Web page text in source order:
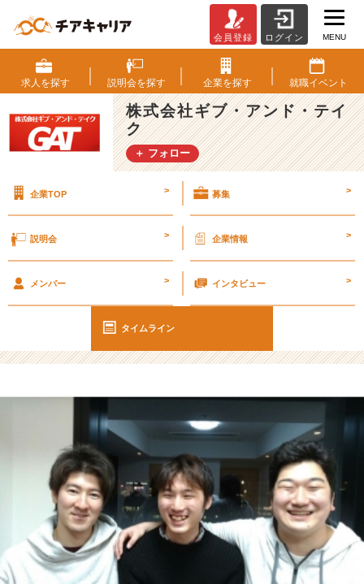
術
力｣
だ
け
で
な
く、
力｣
視
ス
テ
ム
社
で
写
は
4
月
入
会員登録 ログイン MENU
求人を探す 説明会を探す 企業を探す 就職イベント
株式会社ギブ・アンド・テイ
ク
＋ フォロー
企業TOP > 募集 >
説明会 > 企業情報 >
メンバー > インタビュー >
タイムライン